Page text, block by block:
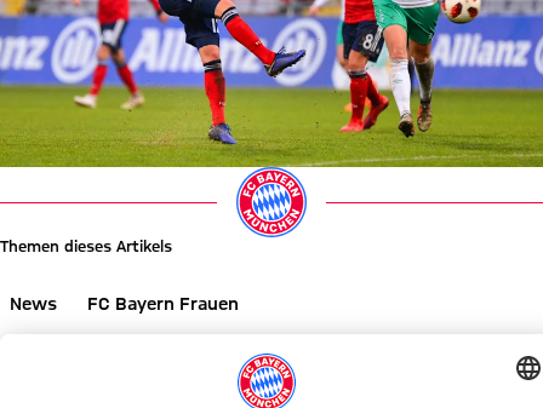
Themen dieses Artikels
News FC Bayern Frauen